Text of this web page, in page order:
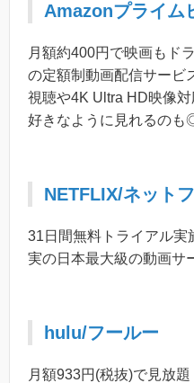
Amazonプライム
月額約400円で映画もド
の定額制動画配信サービ
視聴や4K Ultra HD映像
好きなように見れるの
NETFLIX/ネット
31日間無料トライアル実
実の日本最大級の動画サ
hulu/フールー
月額933円(税抜)で見放